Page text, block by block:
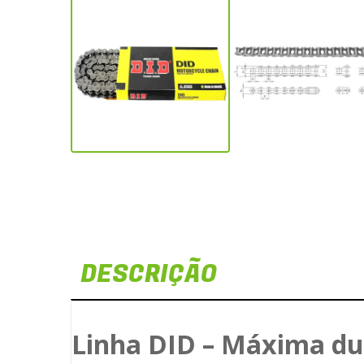
DESCRIÇÃO
Linha DID – Máxima